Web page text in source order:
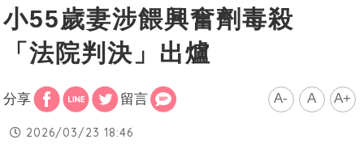
小55歲妻涉餵興奮劑毒殺
「法院判決」出爐
分享 留言 A- A A+
2026/03/23 18:46